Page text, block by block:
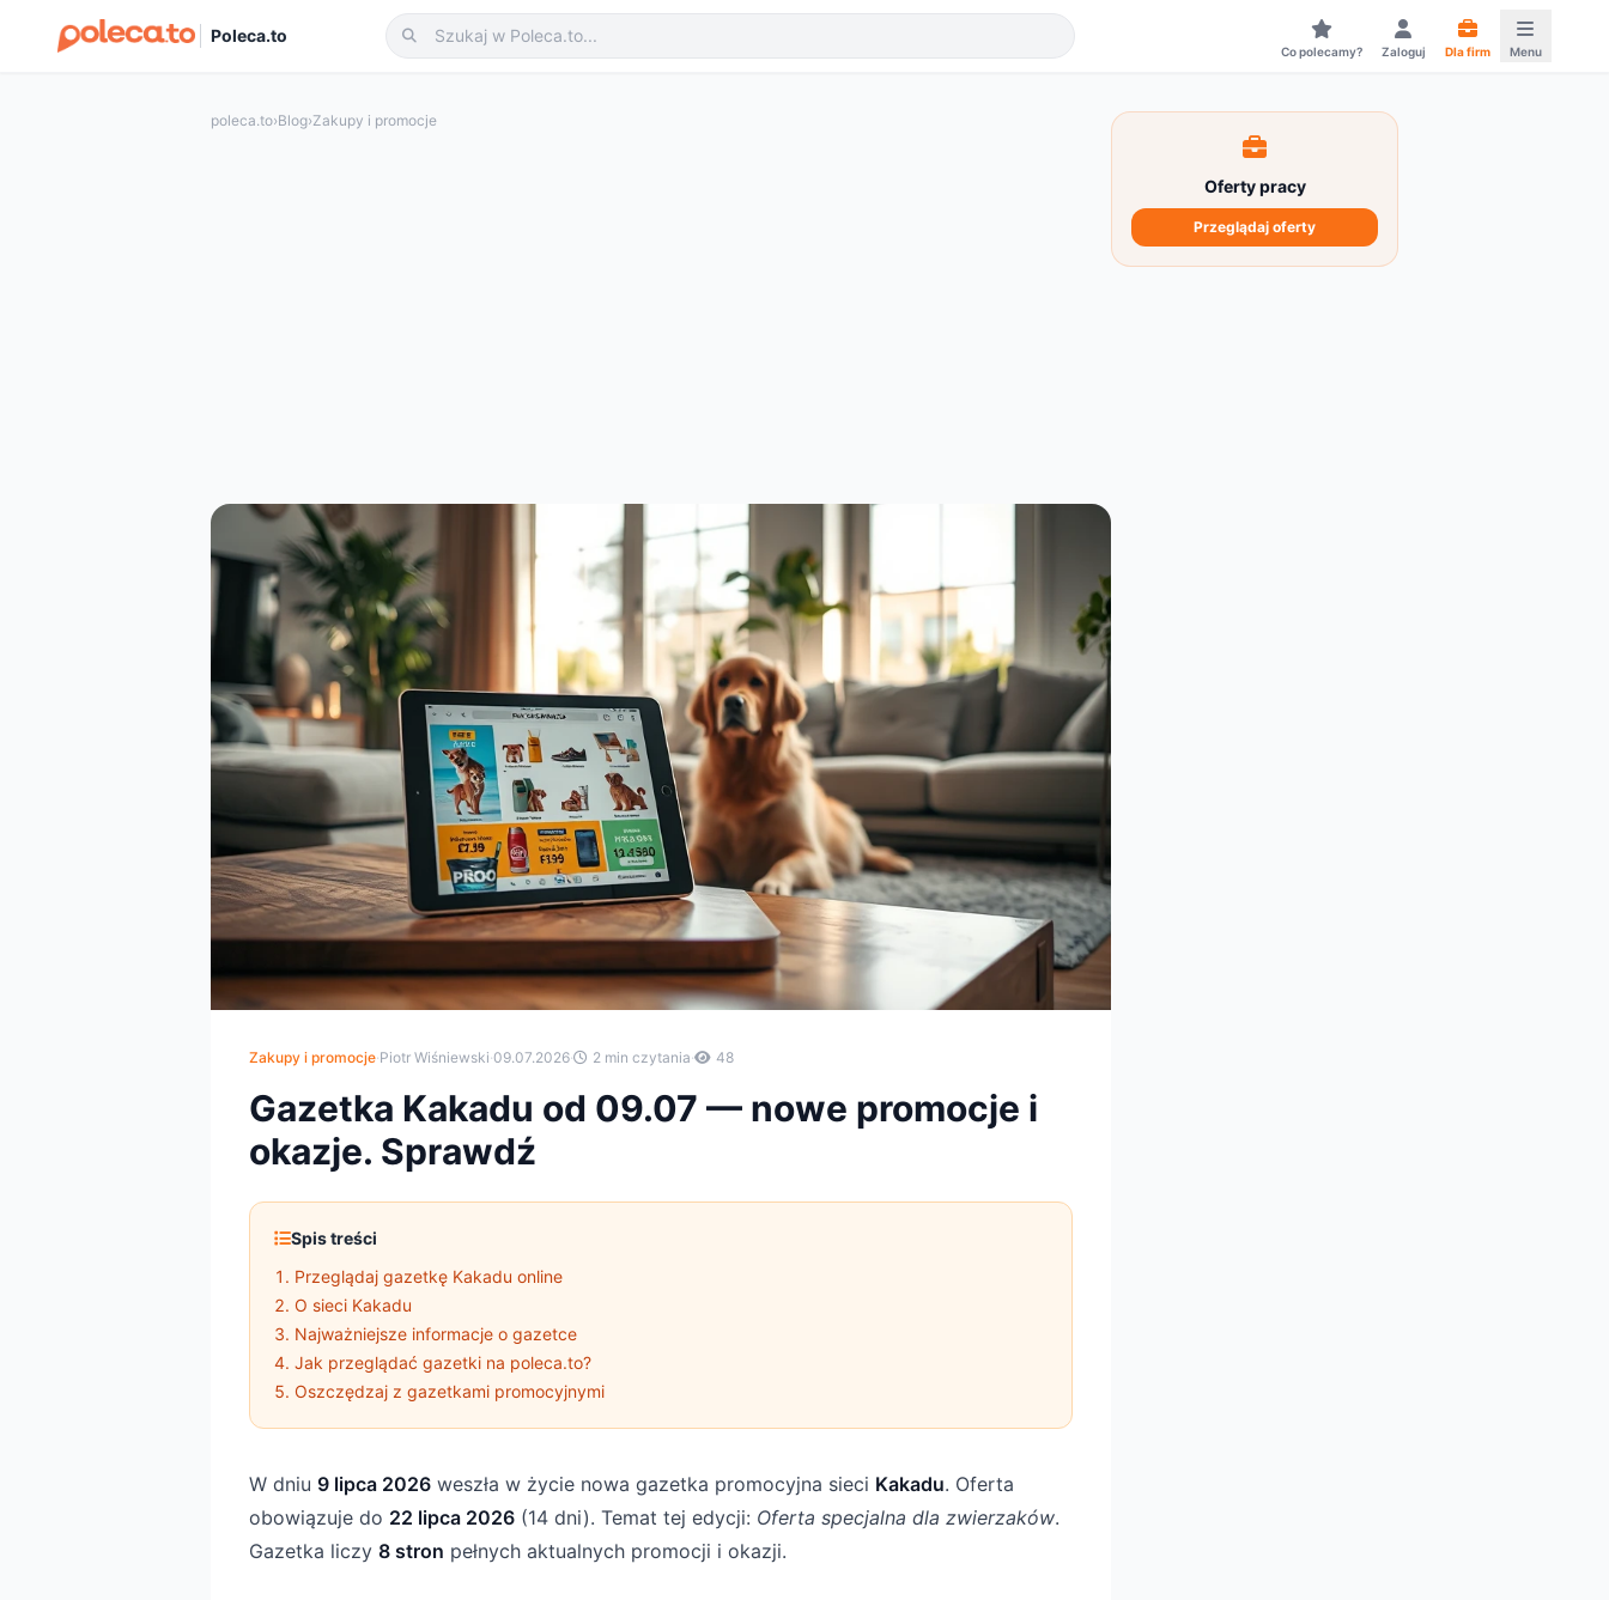
Poleca.to
Co polecamy? Zaloguj Dla firm Menu
poleca.to›Blog›Zakupy i promocje
Zakupy i promocje·Piotr Wiśniewski·09.07.2026· 2 min czytania· 48
Gazetka Kakadu od 09.07 — nowe promocje i
okazje. Sprawdź
Spis treści
Przeglądaj gazetkę Kakadu online
O sieci Kakadu
Najważniejsze informacje o gazetce
Jak przeglądać gazetki na poleca.to?
Oszczędzaj z gazetkami promocyjnymi
W dniu 9 lipca 2026 weszła w życie nowa gazetka promocyjna sieci Kakadu. Oferta
obowiązuje do 22 lipca 2026 (14 dni). Temat tej edycji: Oferta specjalna dla zwierzaków.
Gazetka liczy 8 stron pełnych aktualnych promocji i okazji.
Oferty pracy
Przeglądaj oferty